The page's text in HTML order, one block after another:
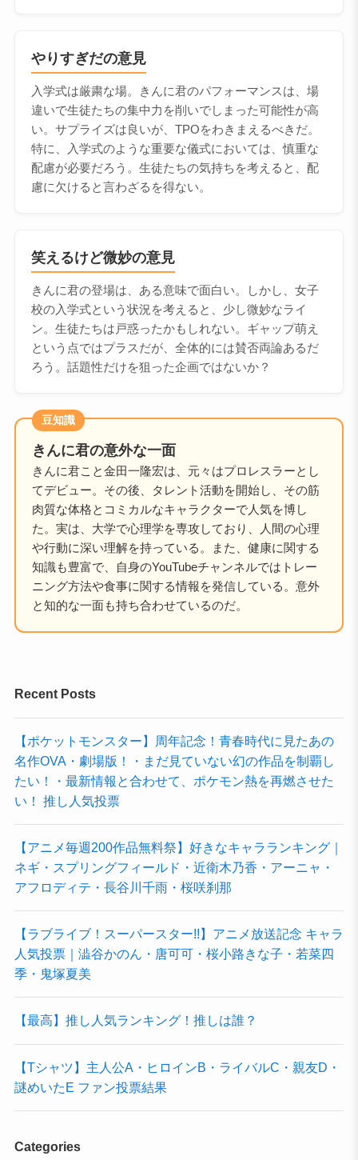
やりすぎだの意見
入学式は厳粛な場。きんに君のパフォーマンスは、場
違いで生徒たちの集中力を削いでしまった可能性が高
い。サプライズは良いが、TPOをわきまえるべきだ。
特に、入学式のような重要な儀式においては、慎重な
配慮が必要だろう。生徒たちの気持ちを考えると、配
慮に欠けると言わざるを得ない。
笑えるけど微妙の意見
きんに君の登場は、ある意味で面白い。しかし、女子
校の入学式という状況を考えると、少し微妙なライ
ン。生徒たちは戸惑ったかもしれない。ギャップ萌え
という点ではプラスだが、全体的には賛否両論あるだ
ろう。話題性だけを狙った企画ではないか？
豆知識
きんに君の意外な一面
きんに君こと金田一隆宏は、元々はプロレスラーとし
てデビュー。その後、タレント活動を開始し、その筋
肉質な体格とコミカルなキャラクターで人気を博し
た。実は、大学で心理学を専攻しており、人間の心理
や行動に深い理解を持っている。また、健康に関する
知識も豊富で、自身のYouTubeチャンネルではトレー
ニング方法や食事に関する情報を発信している。意外
と知的な一面も持ち合わせているのだ。
Recent Posts
【ポケットモンスター】周年記念！青春時代に見たあの
名作OVA・劇場版！・まだ見ていない幻の作品を制覇し
たい！・最新情報と合わせて、ポケモン熱を再燃させた
い！ 推し人気投票
【アニメ毎週200作品無料祭】好きなキャラランキング｜
ネギ・スプリングフィールド・近衛木乃香・アーニャ・
アフロディテ・長谷川千雨・桜咲刹那
【ラブライブ！スーパースター!!】アニメ放送記念 キャラ
人気投票｜澁谷かのん・唐可可・桜小路きな子・若菜四
季・鬼塚夏美
【最高】推し人気ランキング！推しは誰？
【Tシャツ】主人公A・ヒロインB・ライバルC・親友D・
謎めいたE ファン投票結果
Categories